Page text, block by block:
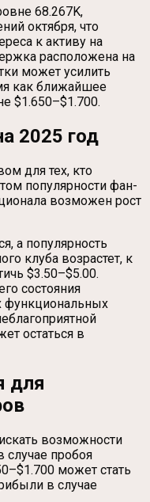
68.267K,
октября, что
к активу на
расположена на
может усилить
как ближайшее
$1.650–$1.700.
2025 год
для тех, кто
популярности фан-
возможен рост
а популярность
клуба возрастет, к
$3.50–$5.00.
состояния
функциональных
остаться в
для
возможности
случае пробоя
может стать
в случае